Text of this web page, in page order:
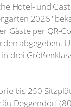
Hotel- und
2026"
Gäste per QR-
abgegeben.
drei
bis 250
Deggendorf